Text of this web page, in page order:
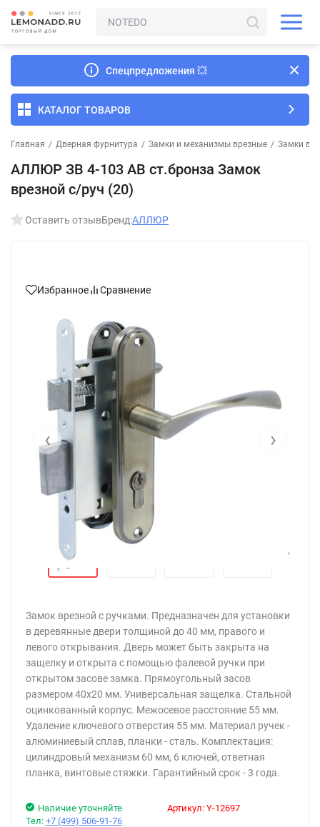
Спецпредложения 💥
КАТАЛОГ ТОВАРОВ
Главная / Дверная фурнитура / Замки и механизмы врезные / Замки
АЛЛЮР ЗВ 4-103 AB ст.бронза Замок
врезной с/руч (20)
Оставить отзывБренд:АЛЛЮР
Избранное Сравнение
‹ ›
›
Замок врезной с ручками. Предназначен для установки
в деревянные двери толщиной до 40 мм, правого и
левого открывания. Дверь может быть закрыта на
защелку и открыта с помощью фалевой ручки при
открытом засове замка. Прямоугольный засов
размером 40х20 мм. Универсальная защелка. Стальной
оцинкованный корпус. Межосевое расстояние 55 мм.
Удаление ключевого отверстия 55 мм. Материал ручек -
алюминиевый сплав, планки - сталь. Комплектация:
цилиндровый механизм 60 мм, 6 ключей, ответная
планка, винтовые стяжки. Гарантийный срок - 3 года.
Артикул: Y-12697
Наличие уточняйте
Тел: +7 (499) 506-91-76